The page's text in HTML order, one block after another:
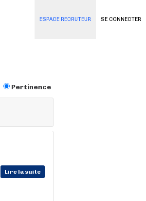
SE CONNECTER
ESPACE RECRUTEUR
Pertinence
Lire la suite